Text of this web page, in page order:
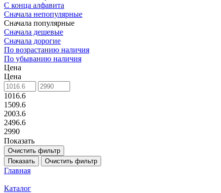
С конца алфавита
Сначала непопулярные
Сначала популярные
Сначала дешевые
Сначала дорогие
По возрастанию наличия
По убыванию наличия
Цена
Цена
1016.6
1509.6
2003.6
2496.6
2990
Показать
Очистить фильтр
Показать
Очистить фильтр
Главная
Каталог